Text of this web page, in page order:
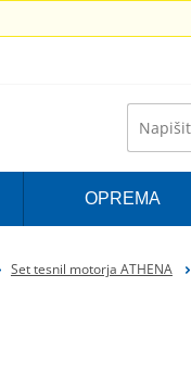
OPREMA
Set tesnil motorja ATHENA